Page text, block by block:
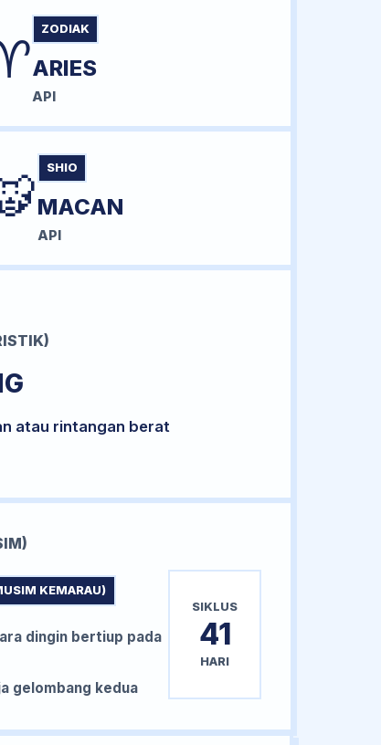
ZODIAK
ARIES
API
SHIO
MACAN
API
atau rintangan berat
KEMARAU)
dingin bertiup pada
gelombang kedua
SIKLUS
41
HARI